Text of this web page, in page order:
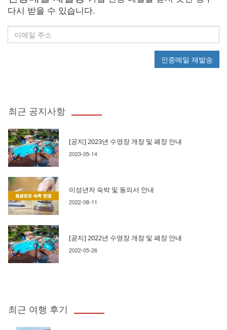
다시 받을 수 있습니다.
인증메일 재발송
최근 공지사항
[공지] 2023년 수영장 개장 및 폐장 안내
2023-05-14
미성년자 숙박 및 동의서 안내
2022-08-11
[공지] 2022년 수영장 개장 및 폐장 안내
2022-05-26
최근 여행 후기